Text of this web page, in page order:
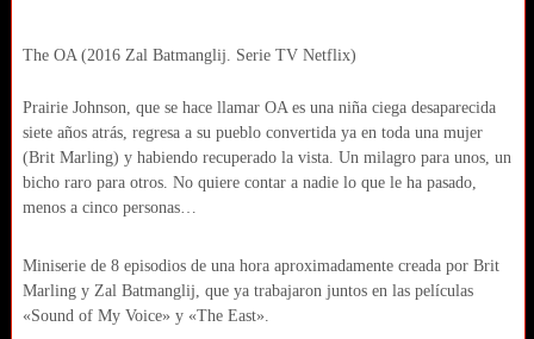
The OA (2016 Zal Batmanglij. Serie TV Netflix)
Prairie Johnson, que se hace llamar OA es una niña ciega desaparecida
siete años atrás, regresa a su pueblo convertida ya en toda una mujer
(Brit Marling) y habiendo recuperado la vista. Un milagro para unos, un
bicho raro para otros. No quiere contar a nadie lo que le ha pasado,
menos a cinco personas…
Miniserie de 8 episodios de una hora aproximadamente creada por Brit
Marling y Zal Batmanglij, que ya trabajaron juntos en las películas
«Sound of My Voice» y «The East».